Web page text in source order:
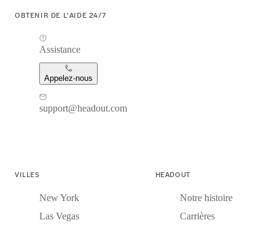
OBTENIR DE L'AIDE 24/7
Assistance
Appelez-nous
support@headout.com
VILLES
New York
Las Vegas
HEADOUT
Notre histoire
Carrières